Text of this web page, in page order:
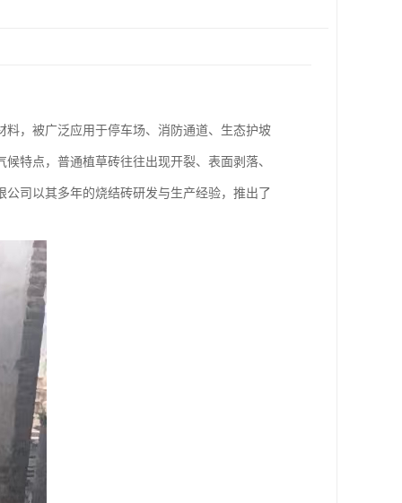
，被广泛应用于停车场、消防通道、生态护坡
特点，普通植草砖往往出现开裂、表面剥落、
司以其多年的烧结砖研发与生产经验，推出了